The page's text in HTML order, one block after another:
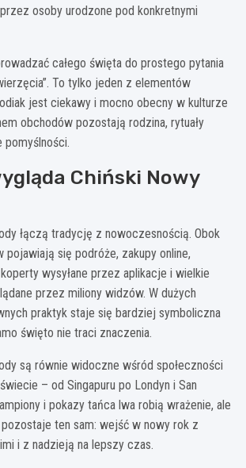
osoby urodzone pod konkretnymi
całego święta do prostego pytania
To tylko jeden z elementów
jest ciekawy i mocno obecny w kulturze
obchodów pozostają rodzina, rytuały
Chiński Nowy
łączą tradycję z nowoczesnością. Obok
pojawiają się podróże, zakupy online,
wysyłane przez aplikacje i wielkie
przez miliony widzów. W dużych
praktyk staje się bardziej symboliczna
święto nie traci znaczenia.
są równie widoczne wśród społeczności
– od Singapuru po Londyn i San
i pokazy tańca lwa robią wrażenie, ale
ten sam: wejść w nowy rok z
i z nadzieją na lepszy czas.